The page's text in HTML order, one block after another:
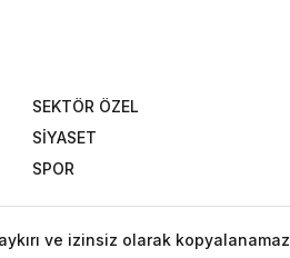
SEKTÖR ÖZEL
SİYASET
SPOR
ve izinsiz olarak kopyalanamaz,